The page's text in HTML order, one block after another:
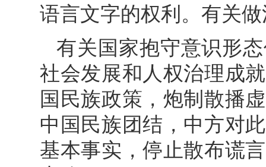
语言文字的权利。有关
有关国家抱守意识形
社会发展和人权治理成
国民族政策，炮制散播
中国民族团结，中方对
基本事实，停止散布谎